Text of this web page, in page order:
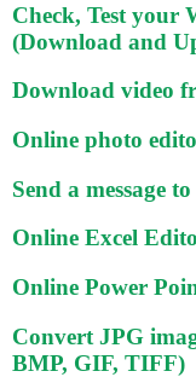
Check, Test your
(Download and
Download video
Online photo
Send a message
Online Excel
Online Power
Convert JPG
BMP, GIF, TIFF)